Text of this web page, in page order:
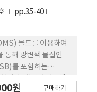
significantly lower
data suggest
to be the most
of
in a plant
여름철의 절화수명
에 비해 UVA + LED
다. 봄 철 절화수명은
처리 22일, UVA +
났으며 UVA + Blue
에 비해 2~7일 연장되
수와 절화보존제 처리
LED 처리가 20일로
pp.35-40
몰드를 이용하여
해 광변색 물질인
를 포함하는
원 구매하기